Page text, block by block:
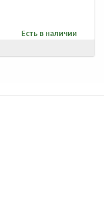
Есть в наличии